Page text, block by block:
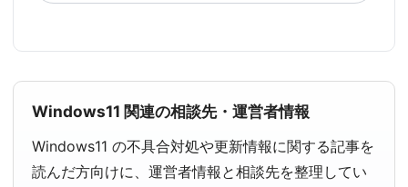
Windows11 関連の相談先・運営者情報
Windows11 の不具合対処や更新情報に関する記事を
読んだ方向けに、運営者情報と相談先を整理してい